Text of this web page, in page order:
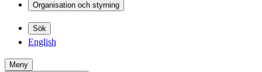
Organisation och styrning
Sök
English
Meny